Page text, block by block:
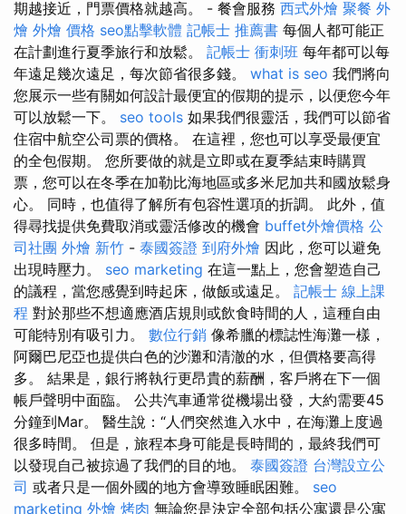
期越接近，門票價格就越高。 - 餐會服務 西式外燴 聚餐 外
燴 外燴 價格 seo點擊軟體 記帳士 推薦書 每個人都可能正
在計劃進行夏季旅行和放鬆。 記帳士 衝刺班 每年都可以每
年遠足幾次遠足，每次節省很多錢。 what is seo 我們將向
您展示一些有關如何設計最便宜的假期的提示，以便您今年
可以放鬆一下。 seo tools 如果我們很靈活，我們可以節省
住宿中航空公司票的價格。 在這裡，您也可以享受最便宜
的全包假期。 您所要做的就是立即或在夏季結束時購買
票，您可以在冬季在加勒比海地區或多米尼加共和國放鬆身
心。 同時，也值得了解所有包容性選項的折調。 此外，值
得尋找提供免費取消或靈活修改的機會 buffet外燴價格 公
司社團 外燴 新竹 - 泰國簽證 到府外燴 因此，您可以避免
出現時壓力。 seo marketing 在這一點上，您會塑造自己
的議程，當您感覺到時起床，做飯或遠足。 記帳士 線上課
程 對於那些不想適應酒店規則或飲食時間的人，這種自由
可能特別有吸引力。 數位行銷 像希臘的標誌性海灘一樣，
阿爾巴尼亞也提供白色的沙灘和清澈的水，但價格要高得
多。 結果是，銀行將執行更昂貴的薪酬，客戶將在下一個
帳戶聲明中面臨。 公共汽車通常從機場出發，大約需要45
分鐘到Mar。 醫生說：“人們突然進入水中，在海灘上度過
很多時間。 但是，旅程本身可能是長時間的，最終我們可
以發現自己被掠過了我們的目的地。 泰國簽證 台灣設立公
司 或者只是一個外國的地方會導致睡眠困難。 seo
marketing 外燴 烤肉 無論您是決定全部包括公寓還是公寓